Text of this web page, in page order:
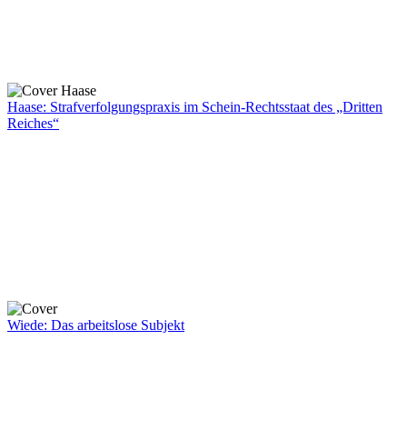
Haase: Strafverfolgungspraxis im Schein-Rechtsstaat des „Dritten
Reiches“
Wiede: Das arbeitslose Subjekt